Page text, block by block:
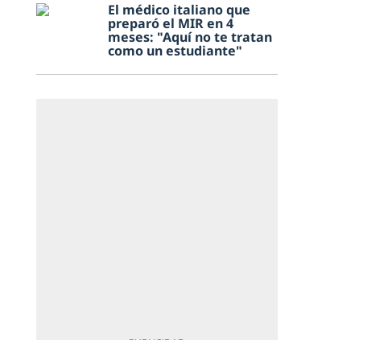
El médico italiano que
preparó el MIR en 4
meses: "Aquí no te tratan
como un estudiante"